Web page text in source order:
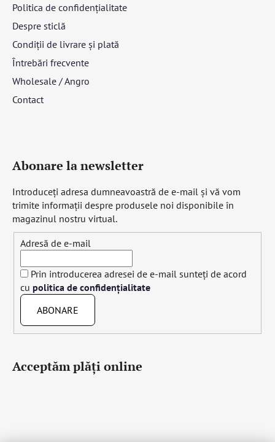
Politica de confidențialitate
Despre sticlă
Condiții de livrare și plată
Întrebări frecvente
Wholesale / Angro
Contact
Abonare la newsletter
Introduceţi adresa dumneavoastră de e-mail şi vă vom
trimite informaţii despre produsele noi disponibile în
magazinul nostru virtual.
Adresă de e-mail
Prin introducerea adresei de e-mail sunteți de acord
cu politica de confidențialitate
ABONARE
Acceptăm plăţi online